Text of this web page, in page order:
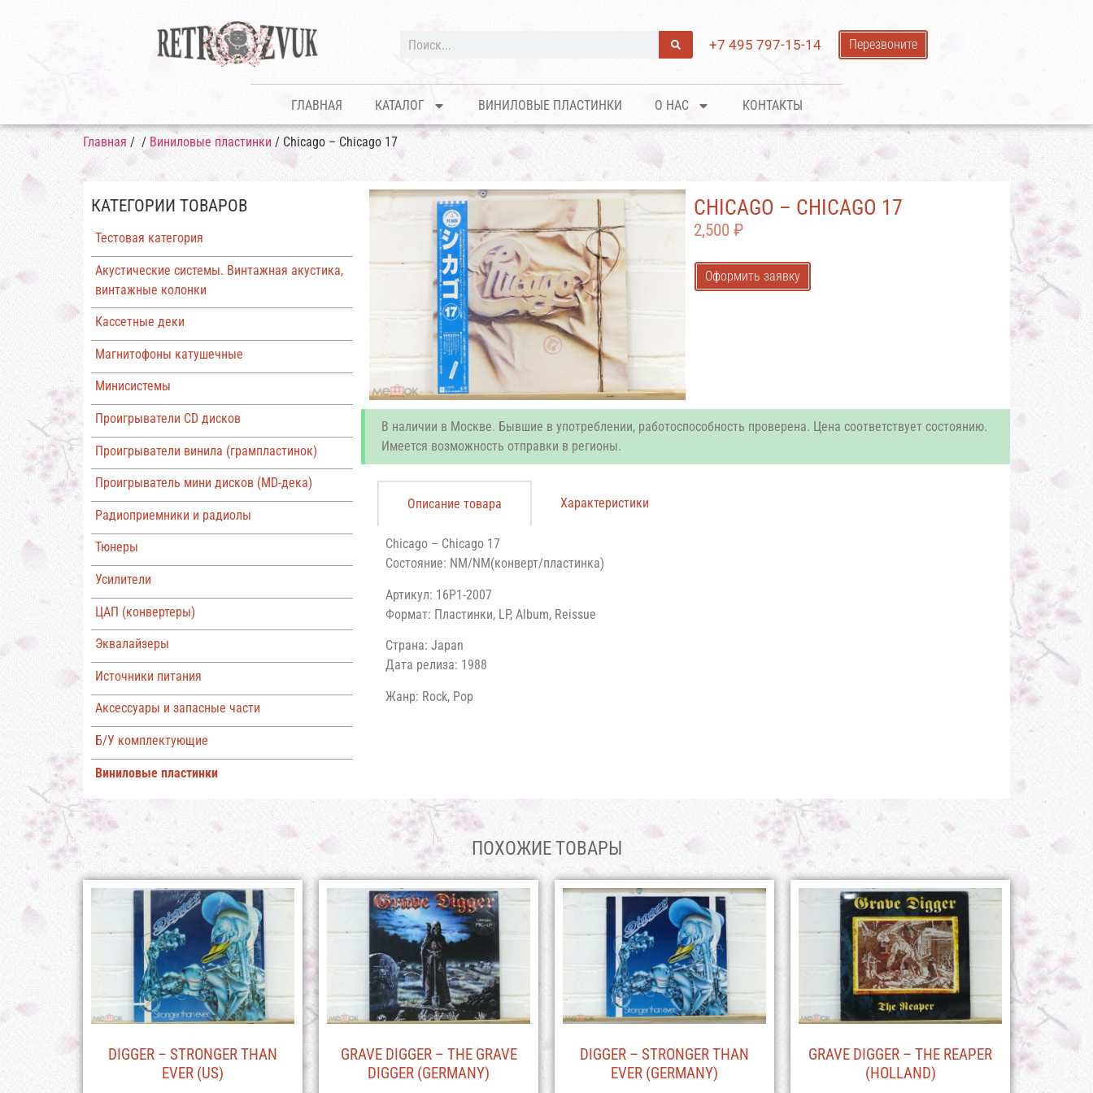
+7 495 797-15-14 Перезвоните
ГЛАВНАЯ КАТАЛОГ ВИНИЛОВЫЕ ПЛАСТИНКИ О НАС КОНТАКТЫ
Главная / / Виниловые пластинки / Chicago – Chicago 17
КАТЕГОРИИ ТОВАРОВ
Тестовая категория
Акустические системы. Винтажная акустика,
винтажные колонки
Кассетные деки
Магнитофоны катушечные
Минисистемы
Проигрыватели CD дисков
Проигрыватели винила (грампластинок)
Проигрыватель мини дисков (MD-дека)
Радиоприемники и радиолы
Тюнеры
Усилители
ЦАП (конвертеры)
Эквалайзеры
Источники питания
Аксессуары и запасные части
Б/У комплектующие
Виниловые пластинки
CHICAGO – CHICAGO 17
2,500 ₽
Оформить заявку
В наличии в Москве. Бывшие в употреблении, работоспособность проверена. Цена соответствует состоянию.
Имеется возможность отправки в регионы.
Описание товара Характеристики
Chicago – Chicago 17
Состояние: NM/NM(конверт/пластинка)
Артикул: 16P1-2007
Формат: Пластинки, LP, Album, Reissue
Страна: Japan
Дата релиза: 1988
Жанр: Rock, Pop
ПОХОЖИЕ ТОВАРЫ
DIGGER – STRONGER THAN
EVER (US)
GRAVE DIGGER – THE GRAVE
DIGGER (GERMANY)
DIGGER – STRONGER THAN
EVER (GERMANY)
GRAVE DIGGER – THE REAPER
(HOLLAND)